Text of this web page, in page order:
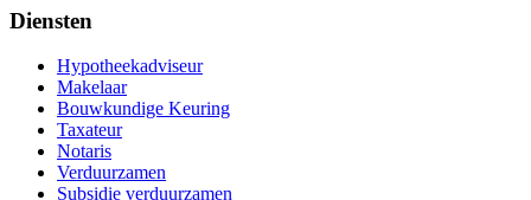
Diensten
Hypotheekadviseur
Makelaar
Bouwkundige Keuring
Taxateur
Notaris
Verduurzamen
Subsidie verduurzamen